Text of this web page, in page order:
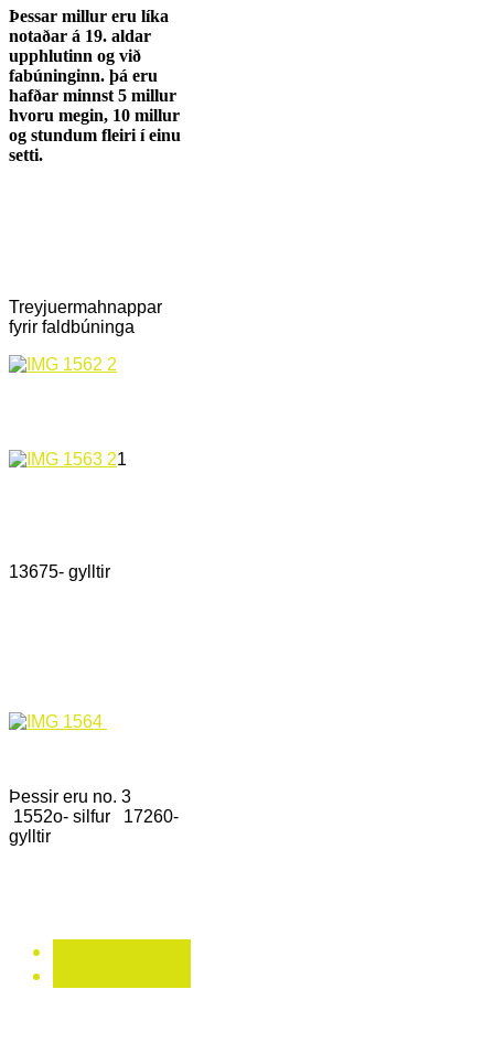
Þessar millur eru líka
notaðar á 19. aldar
upphlutinn og við
fabúninginn. þá eru
hafðar minnst 5 millur
hvoru megin, 10 millur
og stundum fleiri í einu
setti.
Treyjuermahnappar
fyrir faldbúninga
1
13675- gylltir
Þessir eru no. 3
1552o- silfur 17260-
gylltir